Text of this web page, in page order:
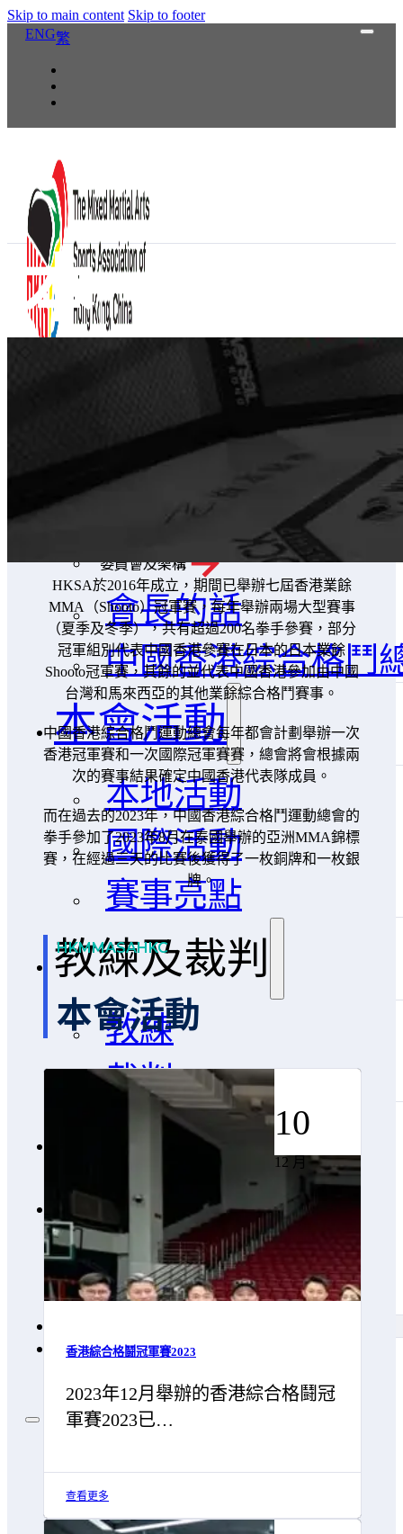
Skip to main content Skip to footer
ENG繁
香港綜合格鬥技
關於我們
委員會及架構
會長的話
中國香港綜合格鬥
本會活動
本地活動
國際活動
賽事亮點
教練及裁判
教練
裁判
中國香港代表隊
影片及相冊
本會活動
HKSA於2016年成立，期間已舉辦七屆香港業餘
MMA（Shooto）冠軍賽，每年舉辦兩場大型賽事
（夏季及冬季），共有超過200名拳手參賽，部分
冠軍組別代表中國香港參賽在日本的日本業餘
Shooto冠軍賽，其餘的並代表中國香港參加由中國
台灣和馬來西亞的其他業餘綜合格鬥賽事。
中國香港綜合格鬥運動總會每年都會計劃舉辦一次
香港冠軍賽和一次國際冠軍賽賽，總會將會根據兩
次的賽事結果確定中國香港代表隊成員。
而在過去的2023年，中國香港綜合格鬥運動總會的
拳手參加了2023年8月在泰國舉辦的亞洲MMA錦標
賽，在經過三天的比賽後獲得了一枚銅牌和一枚銀
牌。
HKMMASAHKC
本會活動
10
12 月
香港綜合格鬪冠軍賽2023
2023年12月舉辦的香港綜合格鬪冠
軍賽2023已…
查看更多